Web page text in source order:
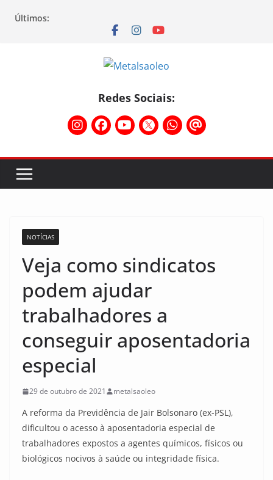
Últimos:
Redes Sociais:
NOTÍCIAS
Veja como sindicatos
podem ajudar
trabalhadores a
conseguir aposentadoria
especial
29 de outubro de 2021 metalsaoleo
A reforma da Previdência de Jair Bolsonaro (ex-PSL),
dificultou o acesso à aposentadoria especial de
trabalhadores expostos a agentes químicos, físicos ou
biológicos nocivos à saúde ou integridade física.